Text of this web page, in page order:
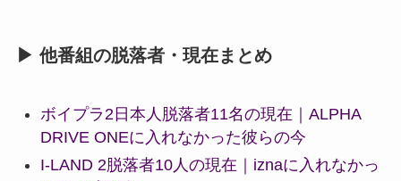
▶ 他番組の脱落者・現在まとめ
ボイプラ2日本人脱落者11名の現在｜ALPHA
DRIVE ONEに入れなかった彼らの今
I-LAND 2脱落者10人の現在｜iznaに入れなかっ